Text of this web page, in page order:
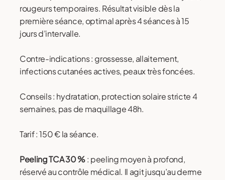
rougeurs temporaires. Résultat visible dès la
première séance, optimal après 4 séances à 15
jours d’intervalle.
Contre-indications : grossesse, allaitement,
infections cutanées actives, peaux très foncées.
Conseils : hydratation, protection solaire stricte 4
semaines, pas de maquillage 48h.
Tarif : 150 € la séance.
Peeling TCA 30 %: peeling moyen à profond,
réservé au contrôle médical. Il agit jusqu’au derme